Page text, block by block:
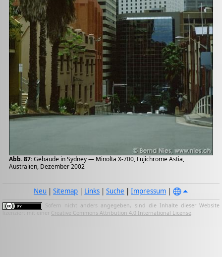
Abb. 87:Gebäude in Sydney — Minolta X-700, Fujichrome Astia,
Australien, Dezember 2002
Neu |Sitemap | Links |Suche |Impressum |
Sofern nicht anders angegeben, sind die Inhalte dieser Website
lizenziert mit einer Creative Commons Attribution 4.0 International License.